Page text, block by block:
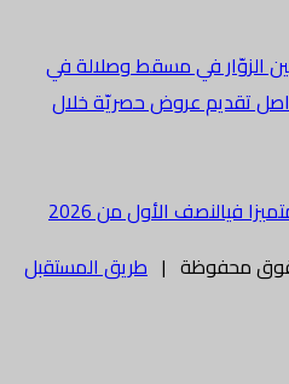
الزوّار في مسقط وصلالة في
تقديم عروض حصريّة خلال
فيالنصف الأول من 2026
طريق المستقبل